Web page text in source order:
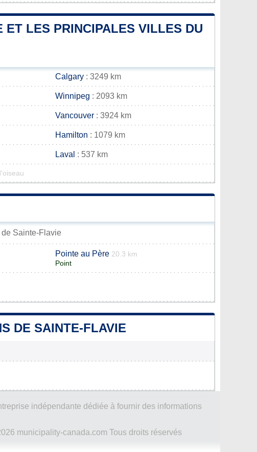
ET LES PRINCIPALES VILLES DU
Calgary : 3249 km
Winnipeg : 2093 km
Vancouver : 3924 km
Hamilton : 1079 km
Laval : 537 km
Sainte-Flavie
Pointe au Père 20.3 km
Point
DE SAINTE-FLAVIE
indépendante dédiée à fournir des informations
municipality-canada.com Tous droits réservés